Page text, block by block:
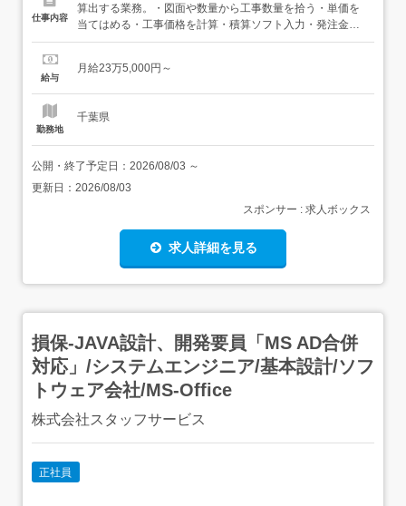
仕事内容
算出する業務。・図面や数量から工事数量を拾う・単価を
当てはめる・工事価格を計算・積算ソフト入力・発注金額
の算定担当製品:発注者支援業務職種:[土木・建築系] 積算見
スキル:こんなスキルや経験のある方を歓迎します! 土木施
給与
月給23万5,000円～
勤務地
千葉県
公開・終了予定日： 2026/08/03 ～
更新日： 2026/08/03
スポンサー : 求人ボックス
求人詳細を見る
損保-JAVA設計、開発要員「MS AD合併
対応」/システムエンジニア/基本設計/ソフ
トウェア会社/MS-Office
株式会社スタッフサービス
正社員